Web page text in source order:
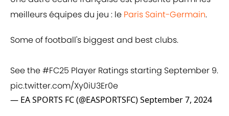
meilleurs équipes du jeu : le Paris Saint-Germain.
Some of football's biggest and best clubs.
See the#FC25 Player Ratings starting September 9.
pic.twitter.com/Xy0iU3Er0e
— EA SPORTS FC (@EASPORTSFC)September 7, 2024